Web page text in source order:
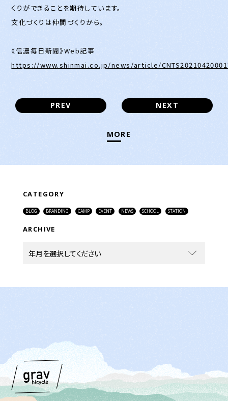
くりができることを期待しています。
文化づくりは仲間づくりから。
《信濃毎日新聞》Web記事
https://www.shinmai.co.jp/news/article/
PREV NEXT
MORE
CATEGORY
BLOG BRANDING CAMP EVENT NEWS SCHOOL STATION
ARCHIVE